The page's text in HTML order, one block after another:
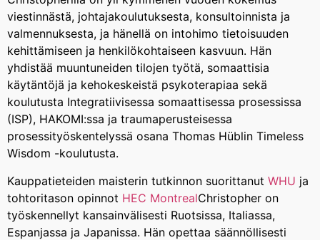
viestinnästä, johtajakoulutuksesta, konsultoinnista ja
valmennuksesta, ja hänellä on intohimo tietoisuuden
kehittämiseen ja henkilökohtaiseen kasvuun. Hän
yhdistää muuntuneiden tilojen työtä, somaattisia
käytäntöjä ja kehokeskeistä psykoterapiaa sekä
koulutusta Integratiivisessa somaattisessa prosessissa
(ISP), HAKOMI:ssa ja traumaperusteisessa
prosessityöskentelyssä osana Thomas Hüblin Timeless
Wisdom -koulutusta.
Kauppatieteiden maisterin tutkinnon suorittanut WHU ja
tohtoritason opinnot HEC MontrealChristopher on
työskennellyt kansainvälisesti Ruotsissa, Italiassa,
Espanjassa ja Japanissa. Hän opettaa säännöllisesti